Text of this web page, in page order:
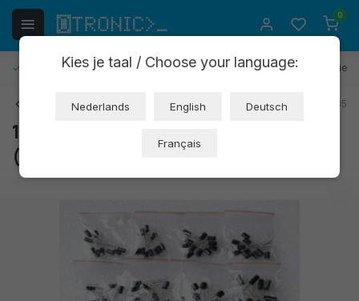
0
Gratis retourneren 30 dagen bedenktijd 1 jaar garantie
Art: AC107 EAN: 8720618489685
120-delig condensator assortiment
(OT3588)
Kies je taal / Choose your language:
Nederlands English Deutsch
Français